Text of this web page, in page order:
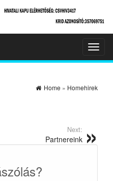
Home » Homehirek
Next:
Partnereink